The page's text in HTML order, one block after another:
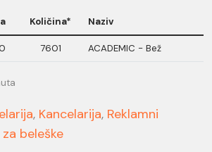
Količina* Naziv
7601 ACADEMIC - Bež
, Kancelarija, Reklamni
beleške